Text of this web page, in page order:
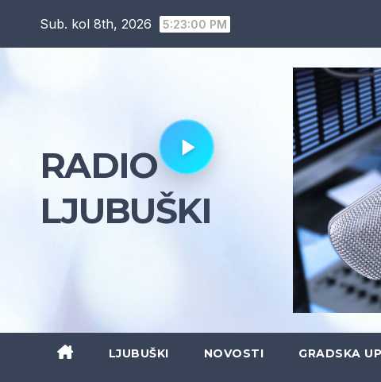
Sub. kol 8th, 2026 5:23:01 PM
RADIO
LJUBUŠKI
LJUBUŠKI NOVOSTI GRADSKA